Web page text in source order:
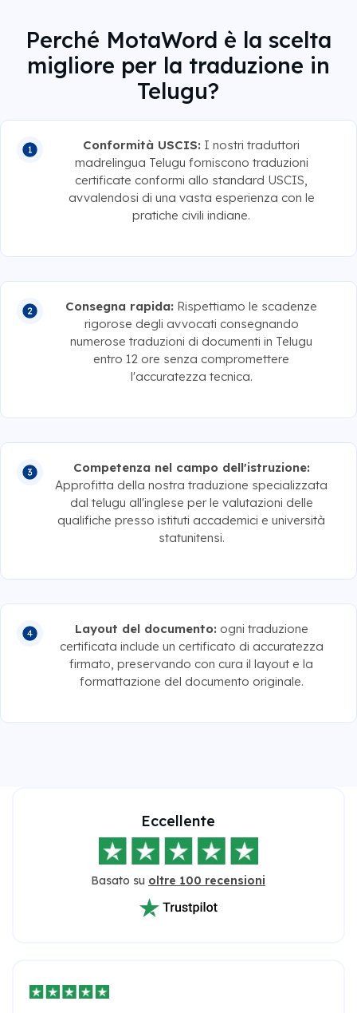
Perché MotaWord è la scelta
migliore per la traduzione in
Telugu?
Conformità USCIS: I nostri traduttori
madrelingua Telugu forniscono traduzioni
certificate conformi allo standard USCIS,
avvalendosi di una vasta esperienza con le
pratiche civili indiane.
Consegna rapida: Rispettiamo le scadenze
rigorose degli avvocati consegnando
numerose traduzioni di documenti in Telugu
entro 12 ore senza compromettere
l'accuratezza tecnica.
Competenza nel campo dell'istruzione:
Approfitta della nostra traduzione specializzata
dal telugu all'inglese per le valutazioni delle
qualifiche presso istituti accademici e università
statunitensi.
Layout del documento: ogni traduzione
certificata include un certificato di accuratezza
firmato, preservando con cura il layout e la
formattazione del documento originale.
Eccellente
Basato su oltre 100 recensioni